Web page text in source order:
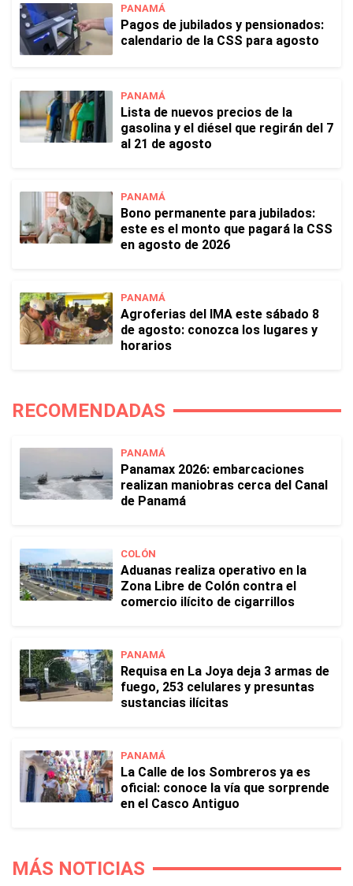
PANAMÁ
Pagos de jubilados y pensionados:
calendario de la CSS para agosto
PANAMÁ
Lista de nuevos precios de la
gasolina y el diésel que regirán del 7
al 21 de agosto
PANAMÁ
Bono permanente para jubilados:
este es el monto que pagará la CSS
en agosto de 2026
PANAMÁ
Agroferias del IMA este sábado 8
de agosto: conozca los lugares y
horarios
RECOMENDADAS
PANAMÁ
Panamax 2026: embarcaciones
realizan maniobras cerca del Canal
de Panamá
COLÓN
Aduanas realiza operativo en la
Zona Libre de Colón contra el
comercio ilícito de cigarrillos
PANAMÁ
Requisa en La Joya deja 3 armas de
fuego, 253 celulares y presuntas
sustancias ilícitas
PANAMÁ
La Calle de los Sombreros ya es
oficial: conoce la vía que sorprende
en el Casco Antiguo
MÁS NOTICIAS